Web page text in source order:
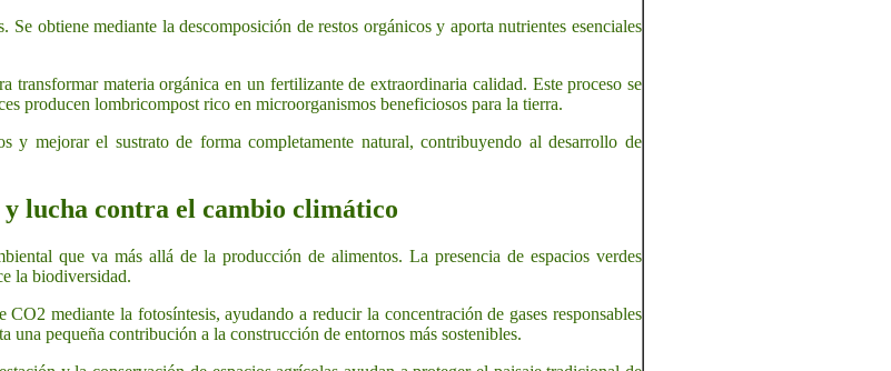
Se obtiene mediante la descomposición de restos orgánicos y aporta nutrientes esenciales
transformar materia orgánica en un fertilizante de extraordinaria calidad. Este proceso se
producen lombricompost rico en microorganismos beneficiosos para la tierra.
y mejorar el sustrato de forma completamente natural, contribuyendo al desarrollo de
lucha contra el cambio climático
que va más allá de la producción de alimentos. La presencia de espacios verdes
la biodiversidad.
mediante la fotosíntesis, ayudando a reducir la concentración de gases responsables
pequeña contribución a la construcción de entornos más sostenibles.